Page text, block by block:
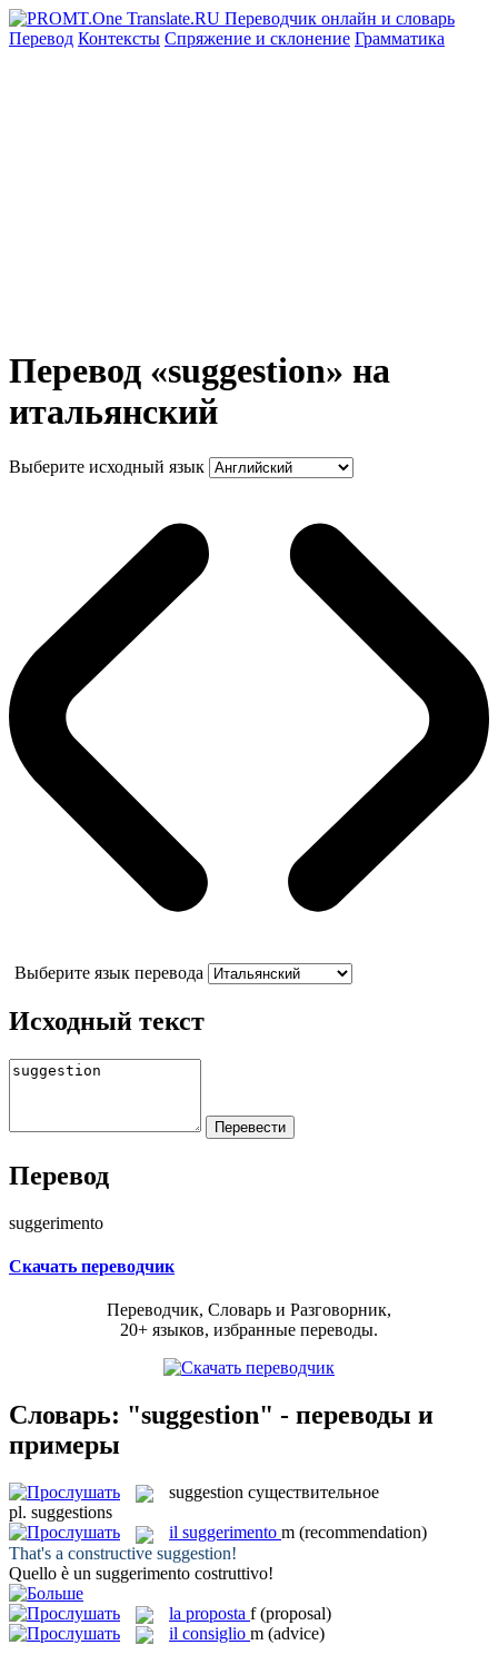
Перевод Контексты Спряжение и склонение Грамматика
Перевод «suggestion» на
итальянский
Выберите исходный язык
Выберите язык перевода
Исходный текст
Перевод
suggerimento
Скачать переводчик
Переводчик, Словарь и Разговорник,
20+ языков, избранные переводы.
Словарь: "suggestion" - переводы и
примеры
suggestion существительное
pl. suggestions
il suggerimento m (recommendation)
That's a constructive suggestion!
Quello è un suggerimento costruttivo!
la proposta f (proposal)
il consiglio m (advice)